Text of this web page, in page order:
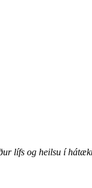
lífs og heilsu í